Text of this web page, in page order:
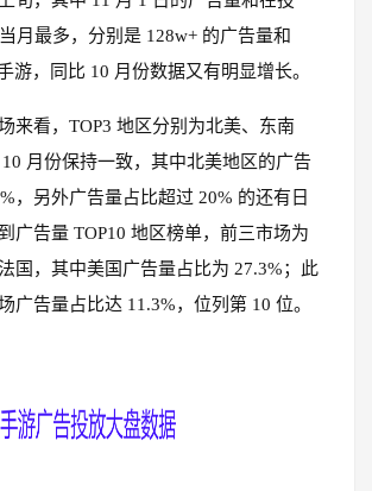
月最多，分别是 128w+ 的广告量和
游，同比 10 月份数据又有明显增长。
来看，TOP3 地区分别为北美、东南
月份保持一致，其中北美地区的广告
，另外广告量占比超过 20% 的还有日
广告量 TOP10 地区榜单，前三市场为
国，其中美国广告量占比为 27.3%；此
广告量占比达 11.3%，位列第 10 位。